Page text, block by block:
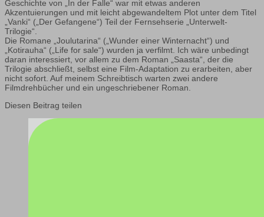
Geschichte von „In der Falle“ war mit etwas anderen
Akzentuierungen und mit leicht abgewandeltem Plot unter dem Titel
„Vanki“ („Der Gefangene“) Teil der Fernsehserie „Unterwelt-
Trilogie“.
Die Romane „Joulutarina“ („Wunder einer Winternacht“) und
„Kotirauha“ („Life for sale“) wurden ja verfilmt. Ich wäre unbedingt
daran interessiert, vor allem zu dem Roman „Saasta“, der die
Trilogie abschließt, selbst eine Film-Adaptation zu erarbeiten, aber
nicht sofort. Auf meinem Schreibtisch warten zwei andere
Filmdrehbücher und ein ungeschriebener Roman.
Diesen Beitrag teilen